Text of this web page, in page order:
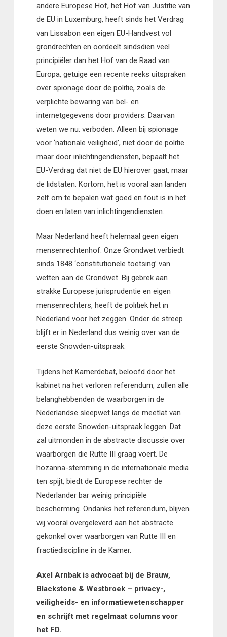
andere Europese Hof, het Hof van Justitie van
de EU in Luxemburg, heeft sinds het Verdrag
van Lissabon een eigen EU-Handvest vol
grondrechten en oordeelt sindsdien veel
principiëler dan het Hof van de Raad van
Europa, getuige een recente reeks uitspraken
over spionage door de politie, zoals de
verplichte bewaring van bel- en
internetgegevens door providers. Daarvan
weten we nu: verboden. Alleen bij spionage
voor ‘nationale veiligheid’, niet door de politie
maar door inlichtingendiensten, bepaalt het
EU-Verdrag dat niet de EU hierover gaat, maar
de lidstaten. Kortom, het is vooral aan landen
zelf om te bepalen wat goed en fout is in het
doen en laten van inlichtingendiensten.
Maar Nederland heeft helemaal geen eigen
mensenrechtenhof. Onze Grondwet verbiedt
sinds 1848 ‘constitutionele toetsing’ van
wetten aan de Grondwet. Bij gebrek aan
strakke Europese jurisprudentie en eigen
mensenrechters, heeft de politiek het in
Nederland voor het zeggen. Onder de streep
blijft er in Nederland dus weinig over van de
eerste Snowden-uitspraak.
Tijdens het Kamerdebat, beloofd door het
kabinet na het verloren referendum, zullen alle
belanghebbenden de waarborgen in de
Nederlandse sleepwet langs de meetlat van
deze eerste Snowden-uitspraak leggen. Dat
zal uitmonden in de abstracte discussie over
waarborgen die Rutte III graag voert. De
hozanna-stemming in de internationale media
ten spijt, biedt de Europese rechter de
Nederlander bar weinig principiële
bescherming. Ondanks het referendum, blijven
wij vooral overgeleverd aan het abstracte
gekonkel over waarborgen van Rutte III en
fractiediscipline in de Kamer.
Axel Arnbak is advocaat bij de Brauw,
Blackstone & Westbroek – privacy-,
veiligheids- en informatiewetenschapper
en schrijft met regelmaat columns voor
het FD.